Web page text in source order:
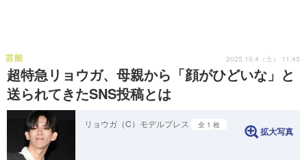
超特急リョウガ、母親から「顔がひどいな」と
送られてきたSNS投稿とは
芸能 2025.10.4（土） 11:45
リョウガ（C）モデルプレス 全 1 枚
拡大写真